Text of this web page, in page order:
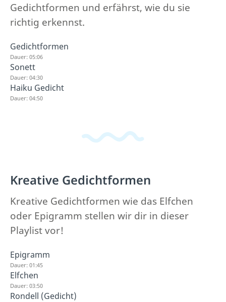
Gedichtformen und erfährst, wie du sie
richtig erkennst.
Gedichtformen
Dauer: 05:06
Sonett
Dauer: 04:30
Haiku Gedicht
Dauer: 04:50
Kreative Gedichtformen
Kreative Gedichtformen wie das Elfchen
oder Epigramm stellen wir dir in dieser
Playlist vor!
Epigramm
Dauer: 01:45
Elfchen
Dauer: 03:50
Rondell (Gedicht)